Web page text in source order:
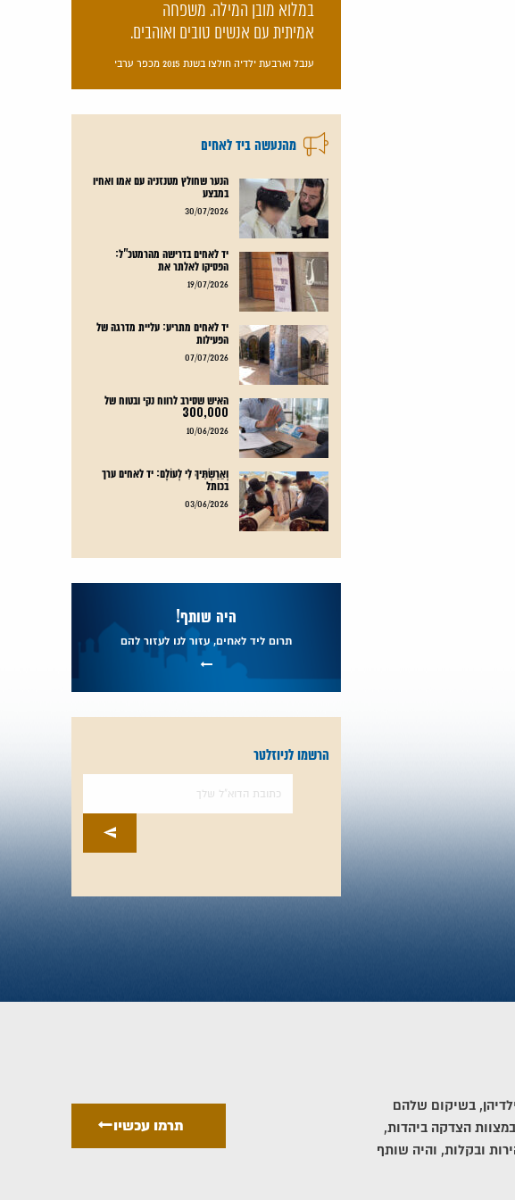
במלוא מובן המילה. משפחה
אמיתית עם אנשים טובים ואוהבים.
ענבל וארבעת ילדיה חולצו בשנת 2015 מכפר ערבי
מהנעשה ביד לאחים
הנער שחולץ מטנזניה עם אמו ואחיו
במבצע
30/07/2026
יד לאחים בדרישה מהרמטכ"ל:
הפסיקו לאלתר את
19/07/2026
יד לאחים מתריע: עליית מדרגה של
הפעילות
07/07/2026
האיש שסירב לרווח נקי ובטוח של
300,000
10/06/2026
וְאֵרַשְׂתִּיךְ לִי לְעוֹלָם: יד לאחים ערך
בכותל
03/06/2026
היה שותף!
תרום ליד לאחים, עזור לנו לעזור להם
הרשמו לניוזלטר
בשיקום שלהם
הצדקה ביהדות,
ובקלות, והיה שותף
תרמו עכשיו